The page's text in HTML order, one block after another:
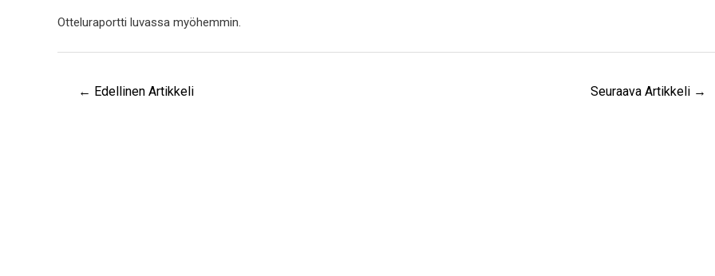
Otteluraportti luvassa myöhemmin.
← Edellinen Artikkeli Seuraava Artikkeli →